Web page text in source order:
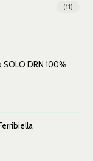
(11)
DRN 100%